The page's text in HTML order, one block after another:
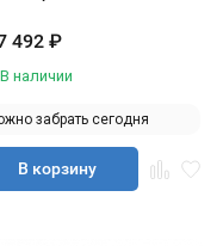
492 ₽
В наличии
забрать сегодня
В корзину